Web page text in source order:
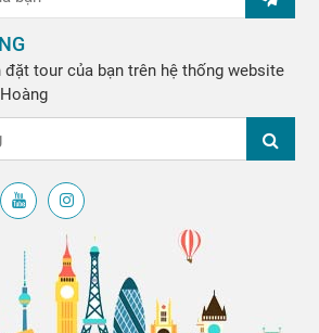
tour của bạn trên hệ thống website